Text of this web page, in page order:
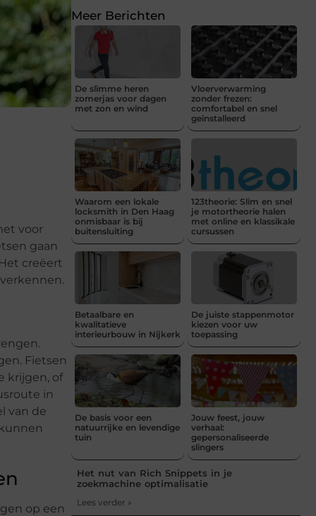
voor
gaan
creëert
Fietsen
krijgen, of
in
van de
op een
Meer Berichten
De slimme heren
zomerjas voor dagen
met zon en wind
Vloerverwarming
zonder frezen:
comfortabel en snel
geïnstalleerd
Waarom een lokale
locksmith in Den Haag
onmisbaar is bij
buitensluiting
123theorie: Slim en snel
je motortheorie halen
met online en klassikale
cursussen
Betaalbare en
kwalitatieve
interieurbouw in Nijkerk
De juiste stappenmotor
kiezen voor uw
toepassing
De basis voor een
natuurrijke en levendige
tuin
Jouw feest, jouw
verhaal:
gepersonaliseerde
slingers
Het nut van Rich Snippets in je
zoekmachine optimalisatie
Lees verder »